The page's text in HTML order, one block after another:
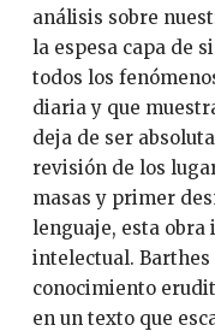
análisis sobre
la espesa capa de
todos los
diaria y que
deja de ser
revisión de los
masas y primer
lenguaje, esta obra
intelectual.
conocimiento
en un texto que